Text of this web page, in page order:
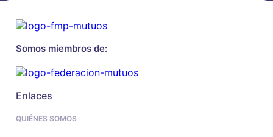
Somos miembros de:
Enlaces
QUIÉNES SOMOS